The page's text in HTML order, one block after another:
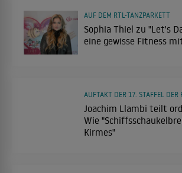
Sophia Thiel zu "Let's
eine gewisse Fitness
AUF DEM RTL-TANZPARKETT
Joachim Llambi teilt
Wie
Kirmes"
AUFTAKT DER 17. STAFFEL DER